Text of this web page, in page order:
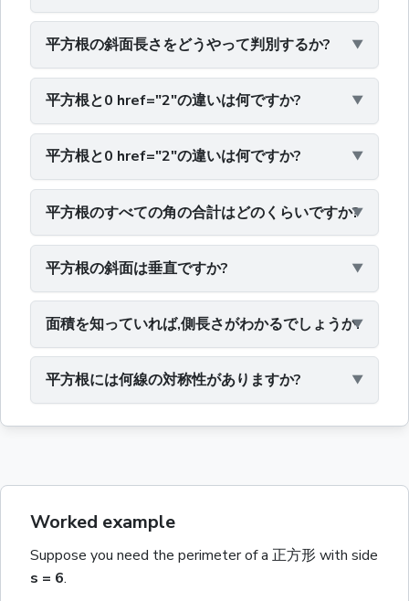
平方根の斜面長さをどうやって判別するか?
平方根と0 href="2"の違いは何ですか?
平方根と0 href="2"の違いは何ですか?
平方根のすべての角の合計はどのくらいですか?
平方根の斜面は垂直ですか?
面積を知っていれば,側長さがわかるでしょうか.
平方根には何線の対称性がありますか?
Worked example
Suppose you need the perimeterof a 正方形with side
s = 6.